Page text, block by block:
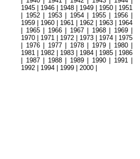
1945
1946 1948 1949 1950
1951
1952| 1953| 1954| 1955| 1956|
1959
1960 1961 1962 1963
1964
1965| 1966| 1967| 1968| 1969|
1970
1971 1972 1973 1974
1975
1976| 1977| 1978| 1979| 1980|
1981
1982 1983 1984 1985
1986
1987| 1988| 1989| 1990| 1991|
1992
1994 1999 2000